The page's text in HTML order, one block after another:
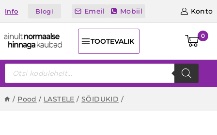
toInfo Blogi Emeil Mobiil Konto
TOOTEVALIK
0
Products
search
/ Pood / LASTELE / SÕIDUKID /